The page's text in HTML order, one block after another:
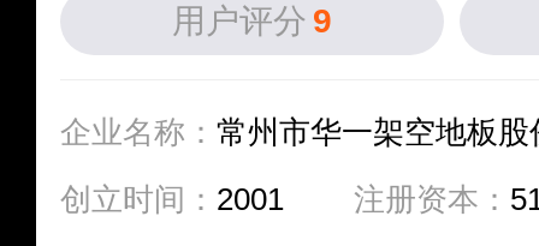
用户评分 9
企业名称： 常州市华一架空地板
创立时间： 2001 注册资本：